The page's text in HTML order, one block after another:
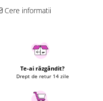
Cere informatii
Te-ai răzgândit?
Drept de retur 14 zile